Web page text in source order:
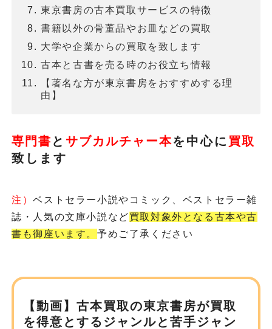
東京書房の古本買取サービスの特徴
書籍以外の骨董品やお皿などの買取
大学や企業からの買取を致します
古本と古書を売る時のお役立ち情報
【著名な方が東京書房をおすすめする理
由】
専門書 とサブカルチャー本を 中心に 買取
致します
注）ベストセラー小説やコミック、ベストセラー雑
誌・人気の文庫小説など買取対象外となる古本や古
書も御座います。 予めご了承ください
【動画】古本買取の東京書房が買取
を得意とするジャンルと苦手ジャン